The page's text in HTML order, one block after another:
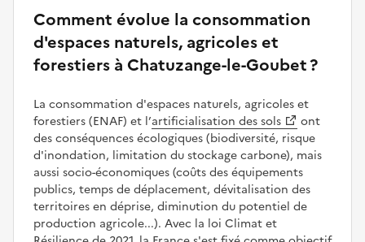
Comment évolue la consommation
d'espaces naturels, agricoles et
forestiers à Chatuzange-le-Goubet ?
La consommation d'espaces naturels, agricoles et
forestiers (ENAF) et l’artificialisation des sols
ont
des conséquences écologiques (biodiversité, risque
d'inondation, limitation du stockage carbone), mais
aussi socio-économiques (coûts des équipements
publics, temps de déplacement, dévitalisation des
territoires en déprise, diminution du potentiel de
production agricole...). Avec la loi Climat et